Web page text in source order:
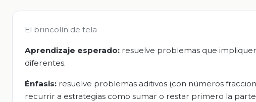
El brincolín de tela
Aprendizaje esperado: resuelve problemas que
diferentes.
Énfasis: resuelve problemas aditivos (con números
recurrir a estrategias como sumar o restar primero la